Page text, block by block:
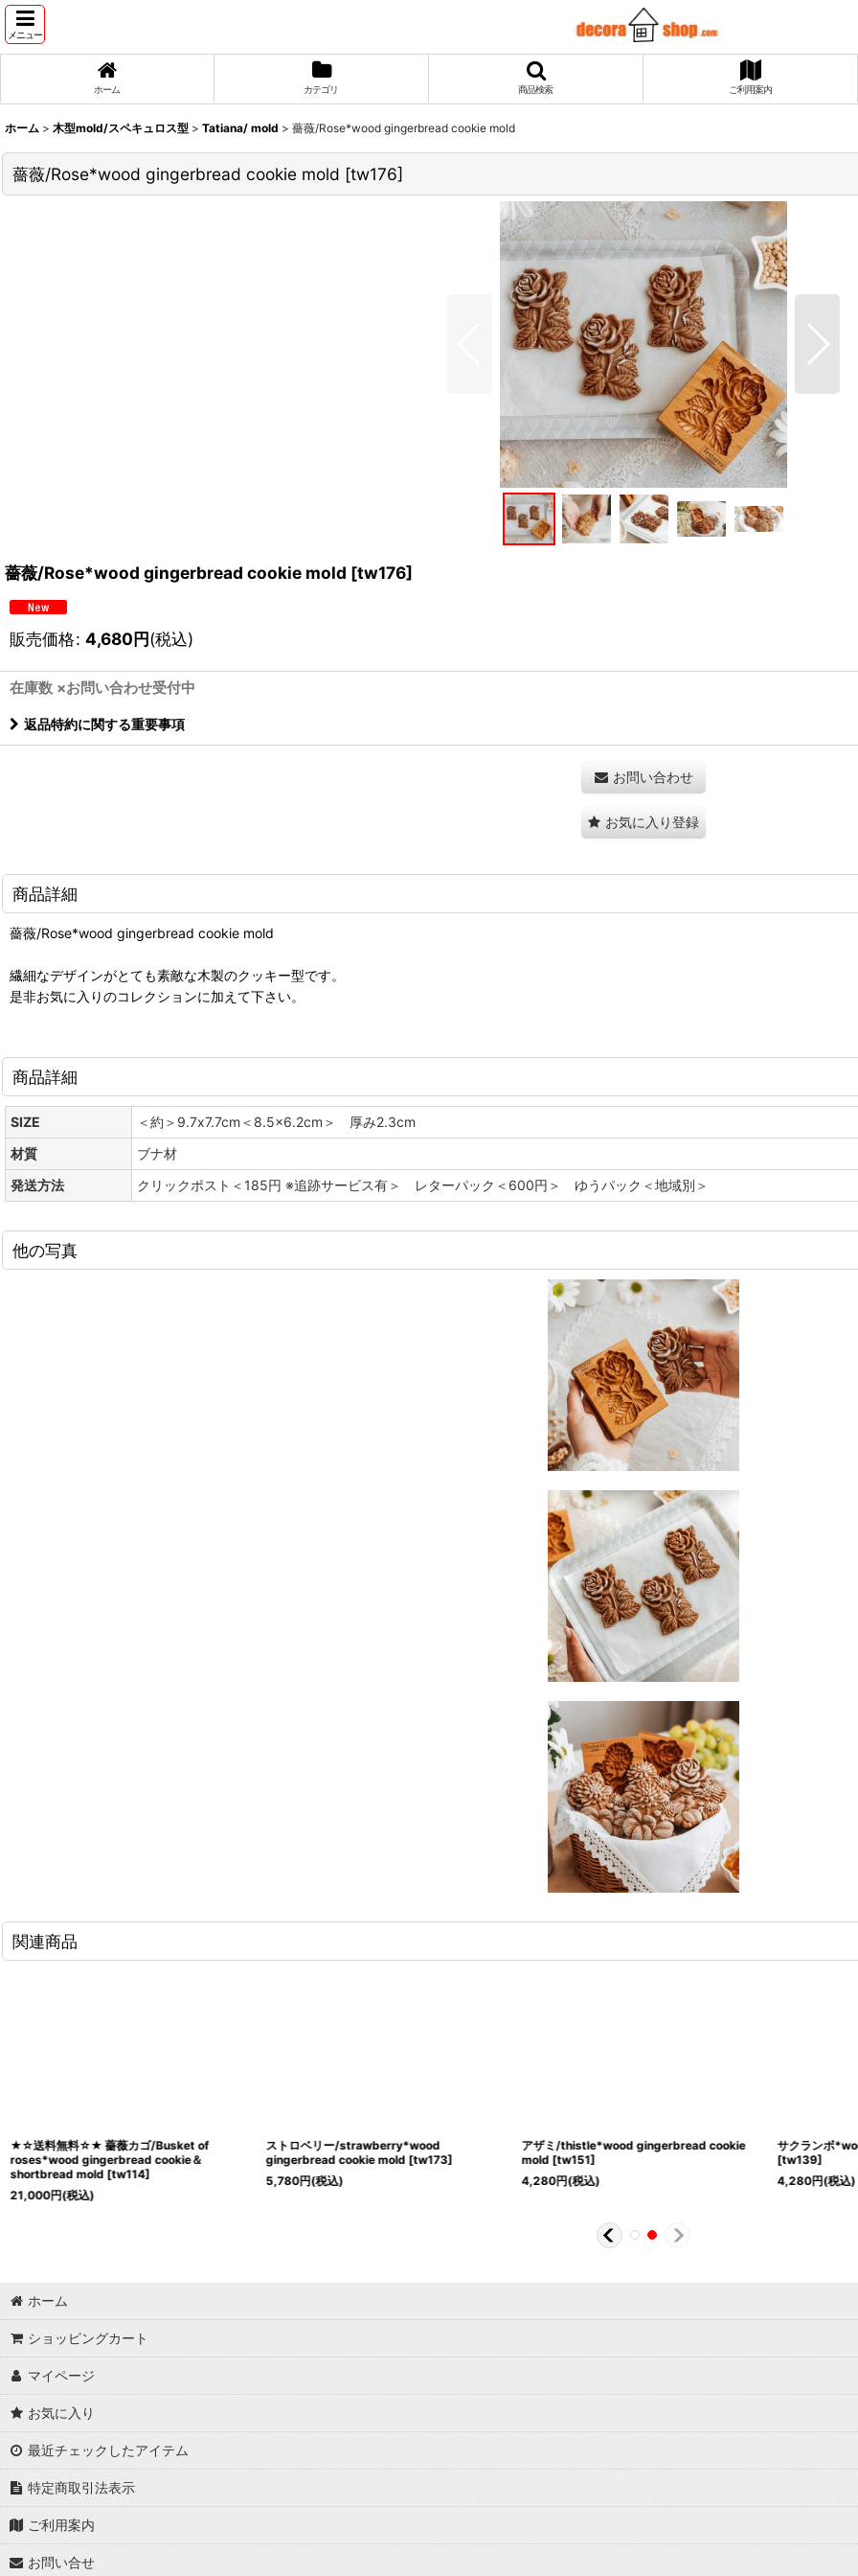
メニュー
ホーム カテゴリ 商品検索 ご利用案内
ホーム > 木型mold/スペキュロス型 > Tatiana/ mold > 薔薇/Rose*wood gingerbread cookie mold
薔薇/Rose*wood gingerbread cookie mold [tw176]
薔薇/Rose*wood gingerbread cookie mold [tw176]
販売価格: 4,680円(税込)
在庫数 ×お問い合わせ受付中
返品特約に関する重要事項
お問い合わせ
お気に入り登録
商品詳細
薔薇/Rose*wood gingerbread cookie mold
繊細なデザインがとても素敵な木製のクッキー型です。
是非お気に入りのコレクションに加えて下さい。
商品詳細
SIZE
＜約＞9.7x7.7cm＜8.5x6.2cm＞ 厚み2.3cm
材質
ブナ材
発送方法
クリックポスト＜185円 ※追跡サービス有＞ レターパック＜600円＞ ゆうパック＜地域別＞
他の写真
関連商品
★☆送料無料☆★ 薔薇カゴ/Busket of
roses*wood gingerbread cookie＆
shortbread mold [tw114]
21,000円(税込)
ストロベリー/strawberry*wood
gingerbread cookie mold [tw173]
5,780円(税込)
アザミ/thistle*wood gingerbread cookie
mold [tw151]
4,280円(税込)
サクランボ
[tw139]
4,280円(税込)
ホーム
ショッピングカート
マイページ
お気に入り
最近チェックしたアイテム
特定商取引法表示
ご利用案内
お問い合せ